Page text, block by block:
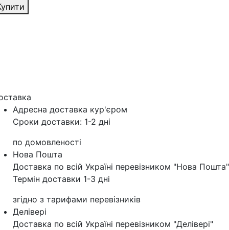
Адресна доставка кур'‎єром
Сроки доставки: 1-2 дні
по домовленості
Нова Пошта
Доставка по всій Україні перевізником "Нова Пошта"
Термін доставки 1-3 дні
згідно з тарифами перевізників
Делівері
Доставка по всій Україні перевізником "Делівері"